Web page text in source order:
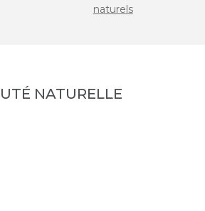
naturels
NATURELLE